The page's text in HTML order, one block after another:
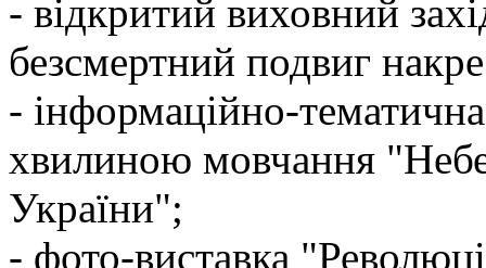
- відкритий виховний
безсмертний подвиг
- інформаційно-
хвилиною мовчання
України";
- фото-виставка